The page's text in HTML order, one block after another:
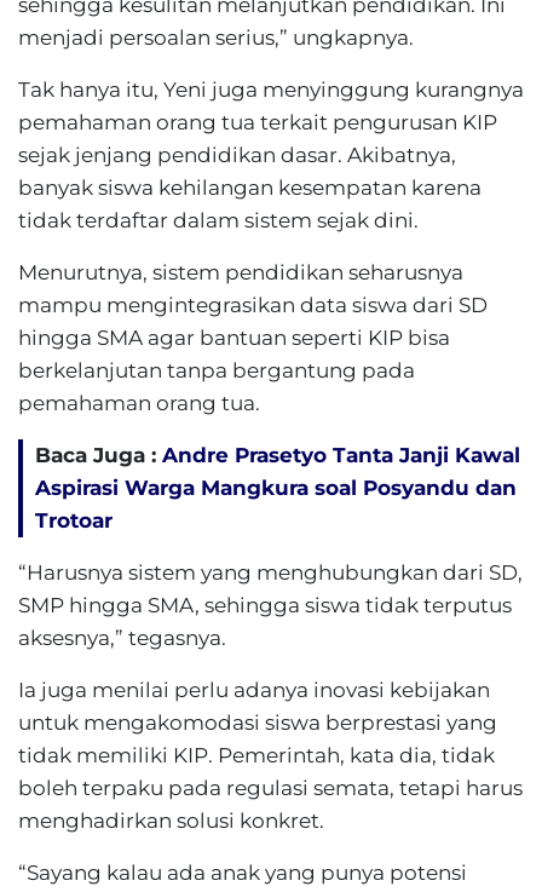
sehingga kesulitan melanjutkan pendidikan. Ini
menjadi persoalan serius,” ungkapnya.
Tak hanya itu, Yeni juga menyinggung kurangnya
pemahaman orang tua terkait pengurusan KIP
sejak jenjang pendidikan dasar. Akibatnya,
banyak siswa kehilangan kesempatan karena
tidak terdaftar dalam sistem sejak dini.
Menurutnya, sistem pendidikan seharusnya
mampu mengintegrasikan data siswa dari SD
hingga SMA agar bantuan seperti KIP bisa
berkelanjutan tanpa bergantung pada
pemahaman orang tua.
Baca Juga : Andre Prasetyo Tanta Janji Kawal
Aspirasi Warga Mangkura soal Posyandu dan
Trotoar
“Harusnya sistem yang menghubungkan dari SD,
SMP hingga SMA, sehingga siswa tidak terputus
aksesnya,” tegasnya.
Ia juga menilai perlu adanya inovasi kebijakan
untuk mengakomodasi siswa berprestasi yang
tidak memiliki KIP. Pemerintah, kata dia, tidak
boleh terpaku pada regulasi semata, tetapi harus
menghadirkan solusi konkret.
“Sayang kalau ada anak yang punya potensi